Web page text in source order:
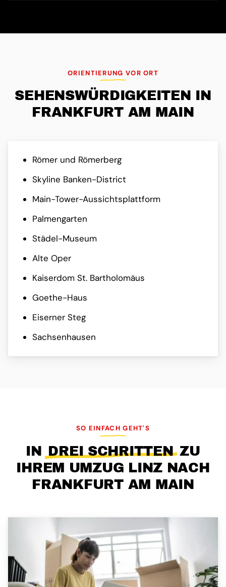
ORIENTIERUNG VOR ORT
SEHENS­WÜRDIG­KEITEN IN
FRANKFURT AM MAIN
Römer und Römerberg
Skyline Banken-District
Main-Tower-Aussichtsplattform
Palmengarten
Städel-Museum
Alte Oper
Kaiserdom St. Bartholomäus
Goethe-Haus
Eiserner Steg
Sachsenhausen
SO EINFACH GEHT'S
IN DREI SCHRITTENZU
IHREM UMZUG LINZ NACH
FRANKFURT AM MAIN